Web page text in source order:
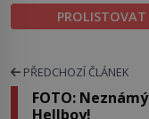
PROLISTOVAT
PŘEDCHOZÍ ČLÁNEK
FOTO:
Hellboy!